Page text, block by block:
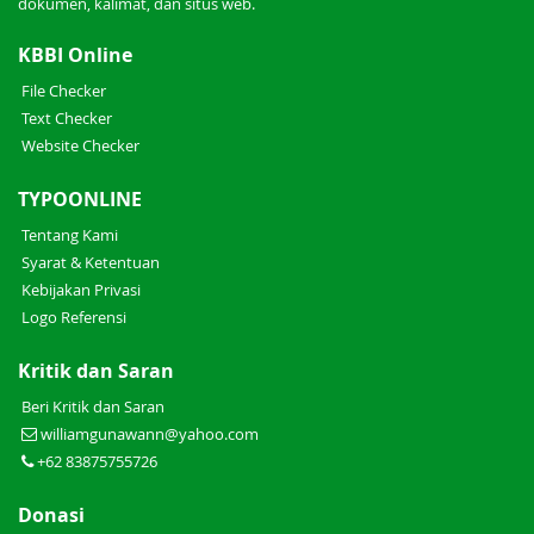
KBBI Online
File Checker
Text Checker
Website Checker
TYPOONLINE
Tentang Kami
Syarat & Ketentuan
Kebijakan Privasi
Logo Referensi
Kritik dan Saran
Beri Kritik dan Saran
williamgunawann@yahoo.com
+62 83875755726
Donasi